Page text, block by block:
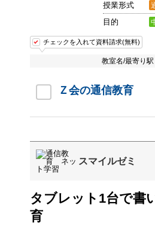
授業形式
目的
チェックを入れて資料請求(無料)
教室名/最寄り駅
Ｚ会の通信教育
スマイルゼミ
タブレット1台で書
育